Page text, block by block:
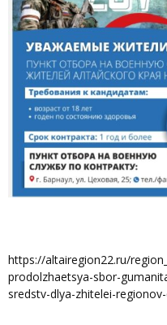
https://altairegion22.ru/
prodolzhaetsya-sbor-
sredstv-dlya-zhitelei-